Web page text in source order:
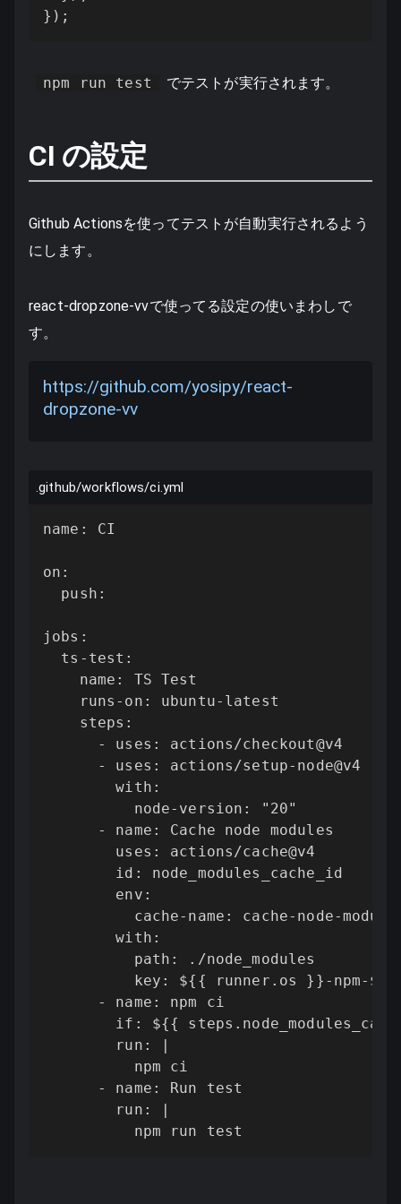
});
npm run test でテストが実行されます。
CI の設定
Github Actionsを使ってテストが自動実行されるよう
にします。
react-dropzone-vvで使ってる設定の使いまわしで
す。
https://github.com/yosipy/react-
dropzone-vv
.github/workflows/ci.yml
name: CI
on:
  push:
jobs:
  ts-test:
    name: TS Test
    runs-on: ubuntu-latest
    steps:
      - uses: actions/checkout@v4
      - uses: actions/setup-node@v4
        with:
          node-version: "20"
      - name: Cache node modules
        uses: actions/cache@v4
        id: node_modules_cache_id
        env:
cache-name: cache-node-
        with:
          path: ./node_modules
key: ${{ runner.os }}-npm-
      - name: npm ci
if: ${{
        run: |
          npm ci
      - name: Run test
        run: |
          npm run test